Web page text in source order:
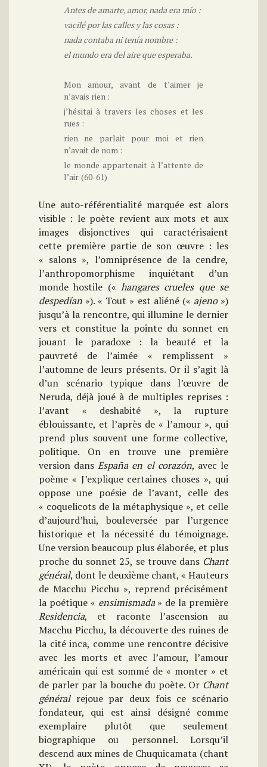
Antes de amarte, amor, nada era mío :
vacilé por las calles y las cosas :
nada contaba ni tenía nombre :
el mundo era del aire que esperaba.
Mon amour, avant de t’aimer je
n’avais rien :
j’hésitai à travers les choses et les
rues :
rien ne parlait pour moi et rien
n’avait de nom :
le monde appartenait à l’attente de
l’air. (60-61)
Une auto-référentialité marquée est alors
visible : le poète revient aux mots et aux
images disjonctives qui caractérisaient
cette première partie de son œuvre : les
« salons », l’omniprésence de la cendre,
l’anthropomorphisme inquiétant d’un
monde hostile (« hangares crueles que se
despedían »). « Tout » est aliéné (« ajeno»)
jusqu’à la rencontre, qui illumine le dernier
vers et constitue la pointe du sonnet en
jouant le paradoxe : la beauté et la
pauvreté de l’aimée « remplissent »
l’automne de leurs présents. Or il s’agit là
d’un scénario typique dans l’œuvre de
Neruda, déjà joué à de multiples reprises :
l’avant « deshabité », la rupture
éblouissante, et l’après de « l’amour », qui
prend plus souvent une forme collective,
politique. On en trouve une première
version dansEspaña en el corazón, avec le
poème « J’explique certaines choses », qui
oppose une poésie de l’avant, celle des
« coquelicots de la métaphysique », et celle
d’aujourd’hui, bouleversée par l’urgence
historique et la nécessité du témoignage.
Une version beaucoup plus élaborée, et plus
proche du sonnet 25, se trouve dans Chant
général, dont le deuxième chant, « Hauteurs
de Macchu Picchu », reprend précisément
la poétique « ensimismada» de la première
Residencia, et raconte l’ascension au
Macchu Picchu, la découverte des ruines de
la cité inca, comme une rencontre décisive
avec les morts et avec l’amour, l’amour
américain qui est sommé de « monter » et
de parler par la bouche du poète. Or Chant
généralrejoue par deux fois ce scénario
fondateur, qui est ainsi désigné comme
exemplaire plutôt que seulement
biographique ou personnel. Lorsqu’il
descend aux mines de Chuquicamata (chant